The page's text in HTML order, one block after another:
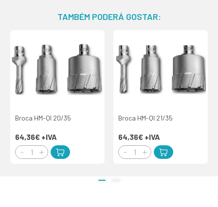
TAMBÉM PODERÁ GOSTAR:
Broca HM-QI 20/35
64,36€ +IVA
Broca HM-QI 21/35
64,36€ +IVA